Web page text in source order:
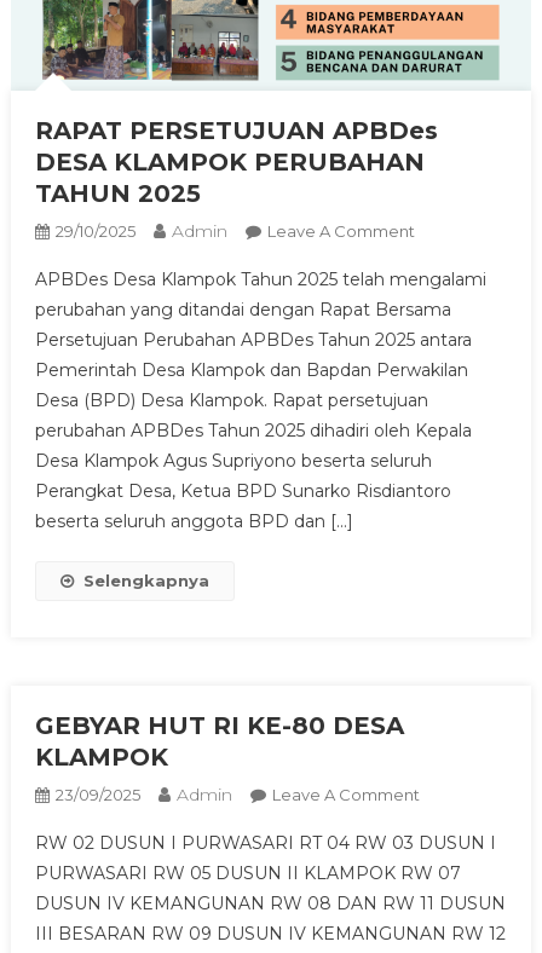
RAPAT PERSETUJUAN APBDes
DESA KLAMPOK PERUBAHAN
TAHUN 2025
29/10/2025 Admin Leave A CommentOn
PERSETUJUAN
APBDes
DESA
KLAMPOK
PERUBAHAN
TAHUN
2025
APBDes Desa Klampok Tahun 2025 telah mengalami
perubahan yang ditandai dengan Rapat Bersama
Persetujuan Perubahan APBDes Tahun 2025 antara
Pemerintah Desa Klampok dan Bapdan Perwakilan
Desa (BPD) Desa Klampok. Rapat persetujuan
perubahan APBDes Tahun 2025 dihadiri oleh Kepala
Desa Klampok Agus Supriyono beserta seluruh
Perangkat Desa, Ketua BPD Sunarko Risdiantoro
beserta seluruh anggota BPD dan […]
Selengkapnya
GEBYAR HUT RI KE-80 DESA
KLAMPOK
23/09/2025 Admin Leave A CommentOn
HUT
RI
KE-
80
RW 02 DUSUN I PURWASARI RT 04 RW 03 DUSUN I
PURWASARI RW 05 DUSUN II KLAMPOK RW 07
DUSUN IV KEMANGUNAN RW 08 DAN RW 11 DUSUN
III BESARAN RW 09 DUSUN IV KEMANGUNAN RW 12